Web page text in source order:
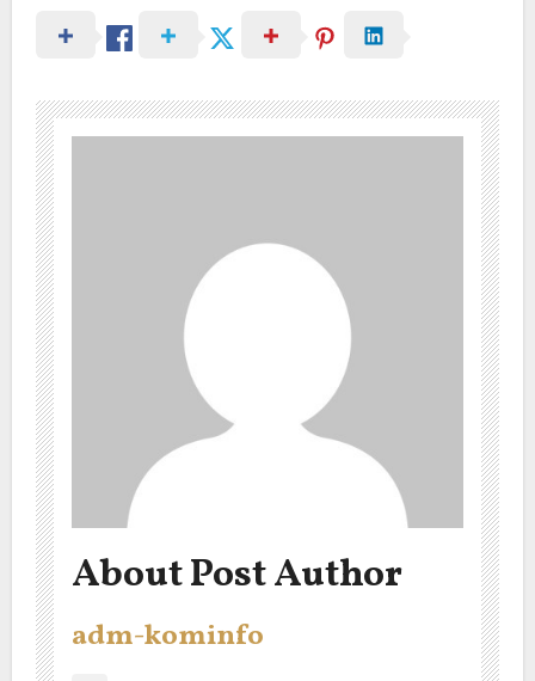
About Post Author
adm-kominfo